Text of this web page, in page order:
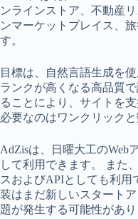
ンラインストア、不動産
ンマーケットプレイス、
す。
目標は、自然言語生成を
ランクが高くなる高品質
ることにより、サイトを
必要なのはワンクリックと
AdZisは、日曜大工のWeb
して利用できます。 また
スおよびAPIとしても利用
装はまだ新しいスタート
題が発生する可能性があり